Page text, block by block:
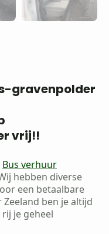
gravenpolder
vrij!!
Bus verhuur
hebben diverse
een betaalbare
ben je altijd
je geheel